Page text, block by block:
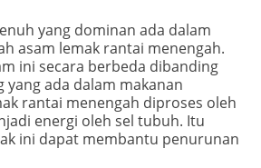
yang dominan ada dalam
asam lemak rantai menengah.
ini secara berbeda dibanding
ada dalam makanan
rantai menengah diproses oleh
energi oleh sel tubuh. Itu
ini dapat membantu penurunan